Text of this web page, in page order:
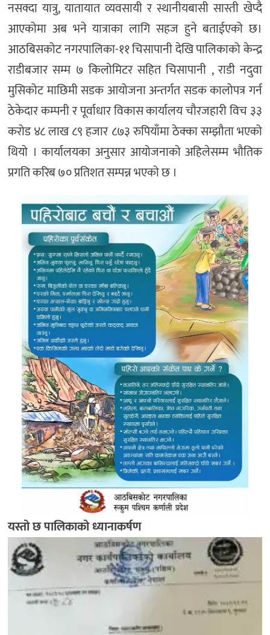
नसक्दा यात्रु, यातायात व्यवसायी र स्थानीयबासी सास्ती खेप्दै
आएकोमा अब भने यात्राका लागि सहज हुने बताईएको छ।
आठबिसकोट नगरपालिका-११ चिसापानी देखि पालिकाको केन्द्र
राडीबजार सम्म ७ किलोमिटर सहित चिसापानी , राडी नदुवा
मुसिकोट माछिमी सडक आयोजना अन्तर्गत सडक कालोपत्र गर्न
ठेकेदार कम्पनी र पूर्वाधार विकास कार्यालय चौरजहारी विच ३३
करोड ४८ लाख ८९ हजार ८७३ रुपियाँमा ठेक्का सम्झौता भएको
थियो । कार्यालयका अनुसार आयोजनाको अहिलेसम्म भौतिक
प्रगति करिब ७० प्रतिशत सम्पन्न भएको छ ।
यस्तो छ पालिकाको ध्यानाकर्षण